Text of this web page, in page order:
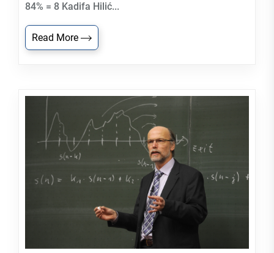
84% = 8 Kadifa Hilić...
Read More